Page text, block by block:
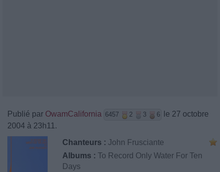
Publié par OwamCalifornia 6457 2 3 6
le 27 octobre
2004 à 23h11.
Chanteurs : John Frusciante
Albums : To Record Only Water For Ten
Days